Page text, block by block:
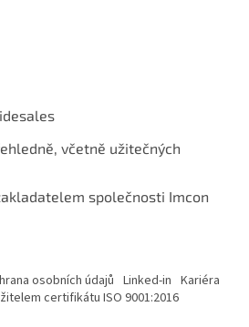
včetně užitečných
společnosti Imcon
osobních údajů Linked-in Kariéra
certifikátu ISO 9001:2016